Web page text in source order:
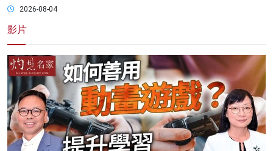
2026-08-04
影片